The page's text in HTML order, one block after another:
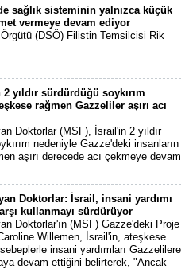
sağlık sisteminin yalnızca küçük
vermeye devam ediyor
Örgütü (DSÖ) Filistin Temsilcisi Rik
yıldır sürdürdüğü soykırım
rağmen Gazzeliler aşırı acı
Doktorlar (MSF), İsrail'in 2 yıldır
nedeniyle Gazze'deki insanların
aşırı derecede acı çekmeye devam
Doktorlar: İsrail, insani yardımı
kullanmayı sürdürüyor
Doktorlar'ın (MSF) Gazze'deki Proje
Willemen, İsrail'in, ateşkese
insani yardımları Gazzelilere
devam ettiğini belirterek, "Ancak